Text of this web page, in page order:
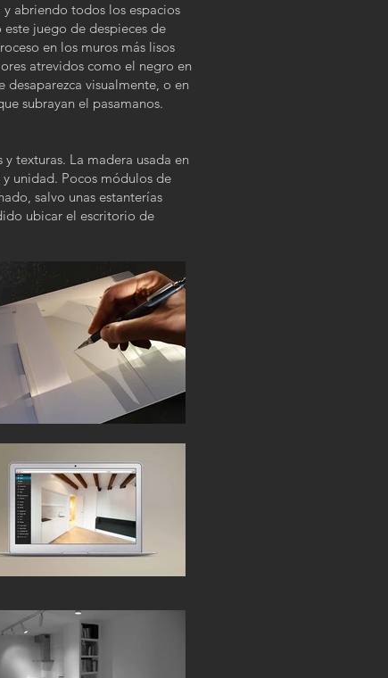
abriendo todos los espacios
este juego de despieces de
en los muros más lisos
atrevidos como el negro en
visualmente, o en
subrayan el pasamanos.
texturas. La madera usada en
unidad. Pocos módulos de
salvo unas estanterías
ubicar el escritorio de